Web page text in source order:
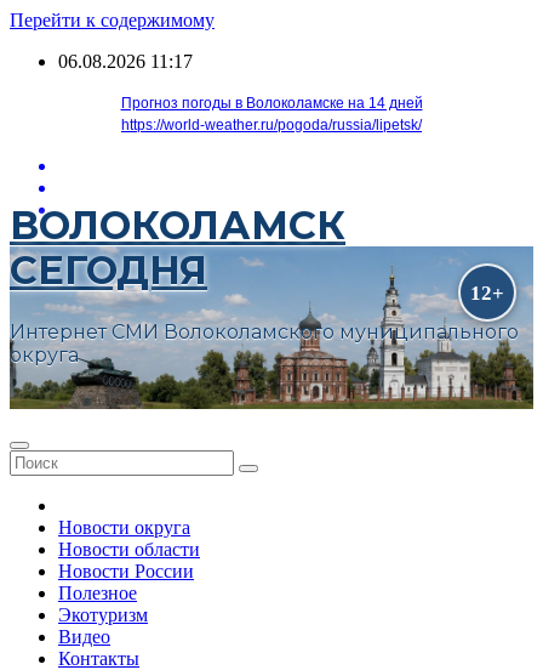
Перейти к содержимому
06.08.2026 11:17
Прогноз погоды в Волоколамске на 14 дней
https://world-weather.ru/pogoda/russia/lipetsk/
ВОЛОКОЛАМСК
СЕГОДНЯ
Интернет СМИ Волоколамского муниципального
округа
Новости округа
Новости области
Новости России
Полезное
Экотуризм
Видео
Контакты